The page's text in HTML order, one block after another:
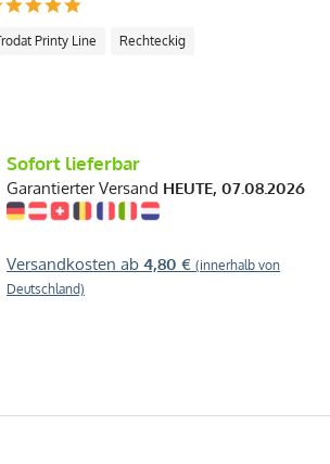
Printy Line Rechteckig
Sofort lieferbar
Garantierter Versand HEUTE, 07.08.2026
Versandkosten ab 4,80 € (innerhalb von
Deutschland)